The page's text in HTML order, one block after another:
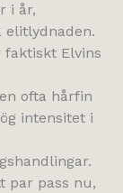
i år,
elitlydnaden.
faktiskt Elvins
ofta hårfin
intensitet i
par pass nu,